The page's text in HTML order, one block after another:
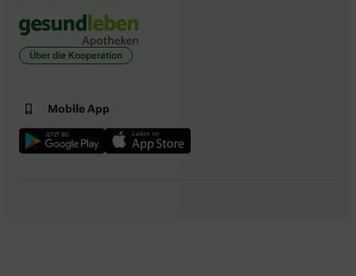
Über die Kooperation
Mobile App